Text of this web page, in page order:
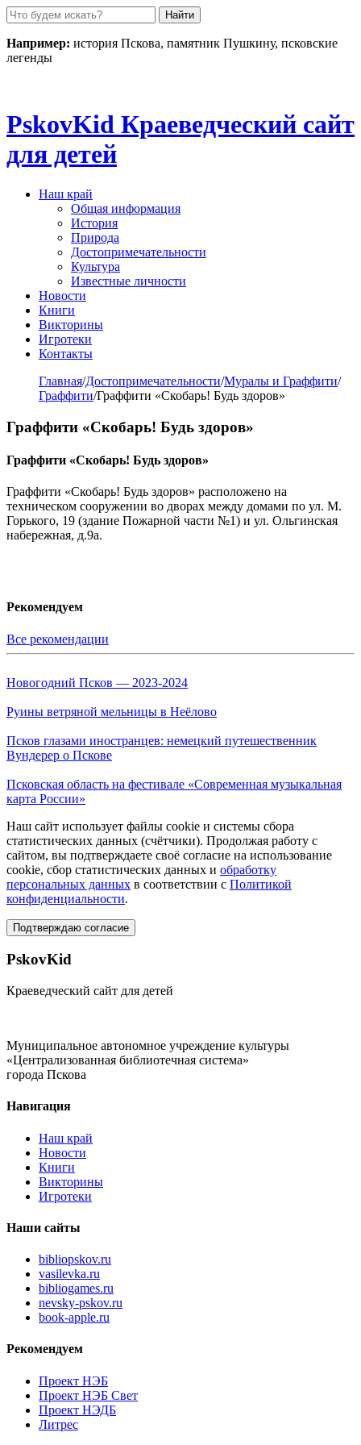
Пролистать
до
контента
Например: история Пскова, памятник Пушкину, псковские
легенды
PskovKid Краеведческий сайт
для детей
Наш край
Общая информация
История
Природа
Достопримечательности
Культура
Известные личности
Новости
Книги
Викторины
Игротеки
Контакты
Главная/Достопримечательности/Муралы и Граффити/
Граффити/Граффити «Скобарь! Будь здоров»
Граффити «Скобарь! Будь здоров»
Граффити «Скобарь! Будь здоров»
Граффити «Скобарь! Будь здоров» расположено на
техническом сооружении во дворах между домами по ул. М.
Горького, 19 (здание Пожарной части №1) и ул. Ольгинская
набережная, д.9а.
Рекомендуем
Все рекомендации
Новогодний Псков — 2023-2024
Руины ветряной мельницы в Неёлово
Псков глазами иностранцев: немецкий путешественник
Вундерер о Пскове
Псковская область на фестивале «Современная музыкальная
карта России»
Наш сайт использует файлы cookie и системы сбора
статистических данных (счётчики). Продолжая работу с
сайтом, вы подтверждаете своё согласие на использование
cookie, сбор статистических данных и обработку
персональных данных в соответствии с Политикой
конфиденциальности.
Подтверждаю согласие
PskovKid
Краеведческий сайт для детей
Муниципальное автономное учреждение культуры
«Централизованная библиотечная система»
города Пскова
Навигация
Наш край
Новости
Книги
Викторины
Игротеки
Наши сайты
bibliopskov.ru
vasilevka.ru
bibliogames.ru
nevsky-pskov.ru
book-apple.ru
Рекомендуем
Проект НЭБ
Проект НЭБ Свет
Проект НЭДБ
Литрес